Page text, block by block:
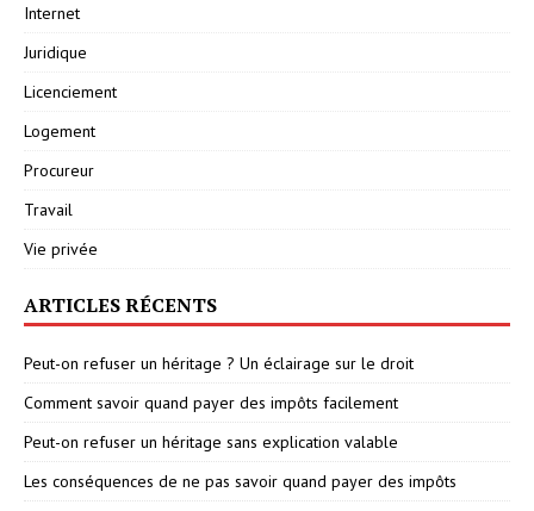
Internet
Juridique
Licenciement
Logement
Procureur
Travail
Vie privée
ARTICLES RÉCENTS
Peut-on refuser un héritage ? Un éclairage sur le droit
Comment savoir quand payer des impôts facilement
Peut-on refuser un héritage sans explication valable
Les conséquences de ne pas savoir quand payer des impôts